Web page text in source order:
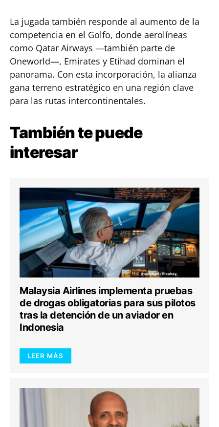
La jugada también responde al aumento de la
competencia en el Golfo, donde aerolíneas
como Qatar Airways —también parte de
Oneworld—, Emirates y Etihad dominan el
panorama. Con esta incorporación, la alianza
gana terreno estratégico en una región clave
para las rutas intercontinentales.
También te puede
interesar
Malaysia Airlines implementa pruebas
de drogas obligatorias para sus pilotos
tras la detención de un aviador en
Indonesia
LEER MÁS